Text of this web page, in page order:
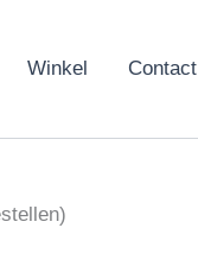
Winkel Contact